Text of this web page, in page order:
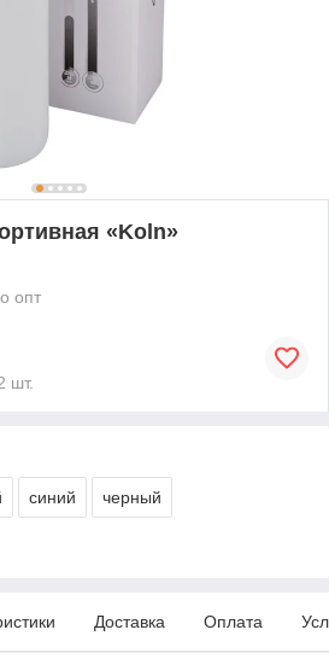
«Koln»
опт
шт.
синий черный
Доставка Оплата